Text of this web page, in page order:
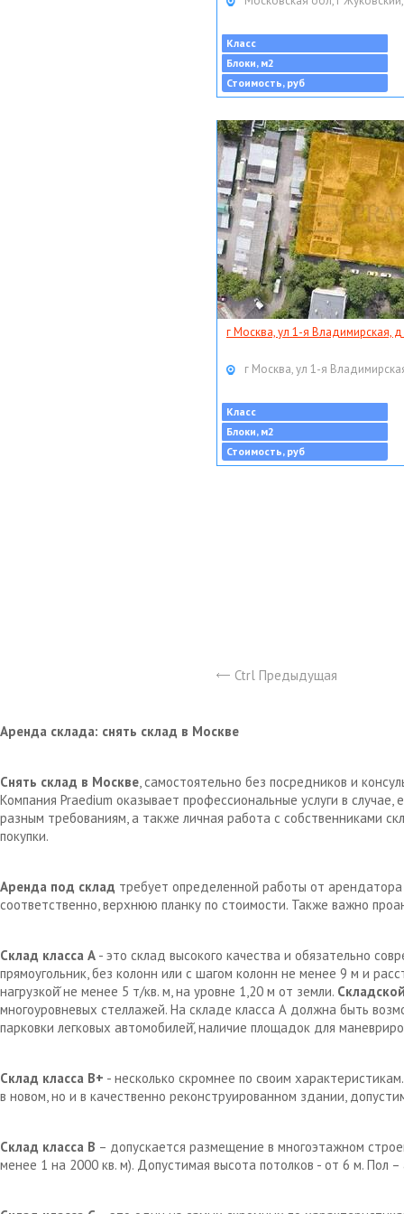
Класс
Блоки, м2
Стоимость, руб
г Москва, ул 1-я Владимирская, д
г Москва, ул 1-я
Класс
Блоки, м2
Стоимость, руб
Ctrl Предыдущая
Аренда склада: снять склад в Москве
Снять склад в Москве, самостоятельно без посредников и
Компания Praedium оказывает профессиональные услуги в
разным требованиям, а также личная работа с собственниками
покупки.
Аренда под склад требует определенной работы от
соответственно, верхнюю планку по стоимости. Также важно
Склад класса А - это склад высокого качества и обязательно
прямоугольник, без колонн или с шагом колонн не менее 9 м и
нагрузкой̆ не менее 5 т/кв. м, на уровне 1,20 м от земли.
многоуровневых стеллажей. На складе класса А должна быть
парковки легковых автомобилей̆, наличие площадок для
Склад класса В+ - несколько скромнее по своим
в новом, но и в качественно реконструированном здании,
Склад класса В – допускается размещение в многоэтажном
менее 1 на 2000 кв. м). Допустимая высота потолков - от 6 м. Пол